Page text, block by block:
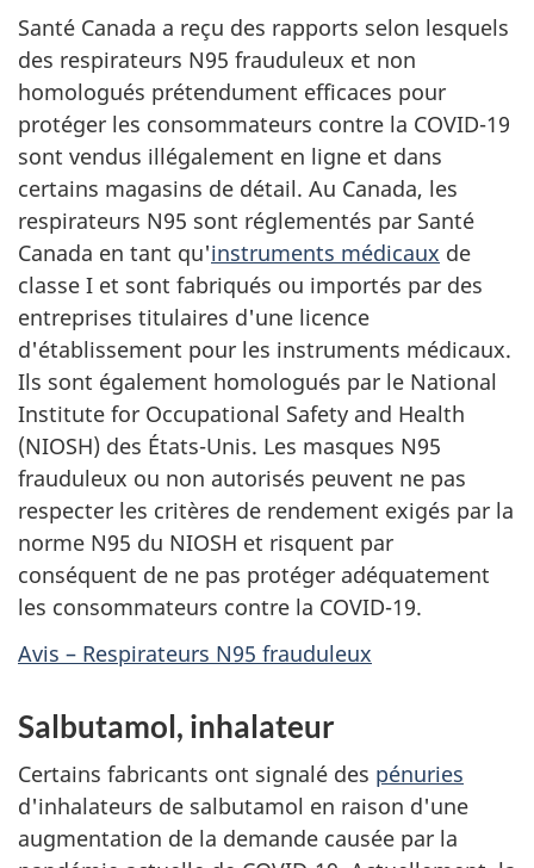
Santé Canada a reçu des rapports selon lesquels
des respirateurs N95 frauduleux et non
homologués prétendument efficaces pour
protéger les consommateurs contre la COVID-19
sont vendus illégalement en ligne et dans
certains magasins de détail. Au Canada, les
respirateurs N95 sont réglementés par Santé
Canada en tant qu'instruments médicaux de
classe I et sont fabriqués ou importés par des
entreprises titulaires d'une licence
d'établissement pour les instruments médicaux.
Ils sont également homologués par le National
Institute for Occupational Safety and Health
(NIOSH) des États-Unis. Les masques N95
frauduleux ou non autorisés peuvent ne pas
respecter les critères de rendement exigés par la
norme N95 du NIOSH et risquent par
conséquent de ne pas protéger adéquatement
les consommateurs contre la COVID-19.
Avis – Respirateurs N95 frauduleux
Salbutamol, inhalateur
Certains fabricants ont signalé des pénuries
d'inhalateurs de salbutamol en raison d'une
augmentation de la demande causée par la